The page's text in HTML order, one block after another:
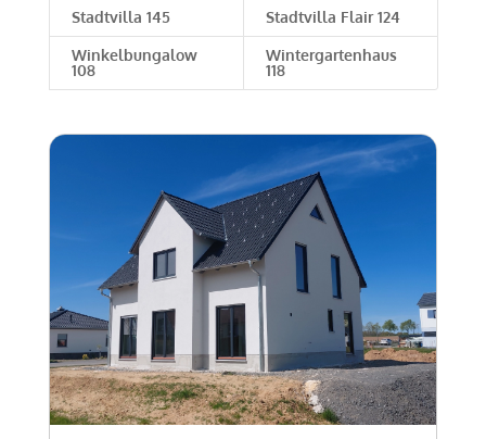
Stadtvilla 145 Stadtvilla Flair 124
Winkelbungalow
108
Wintergartenhaus
118